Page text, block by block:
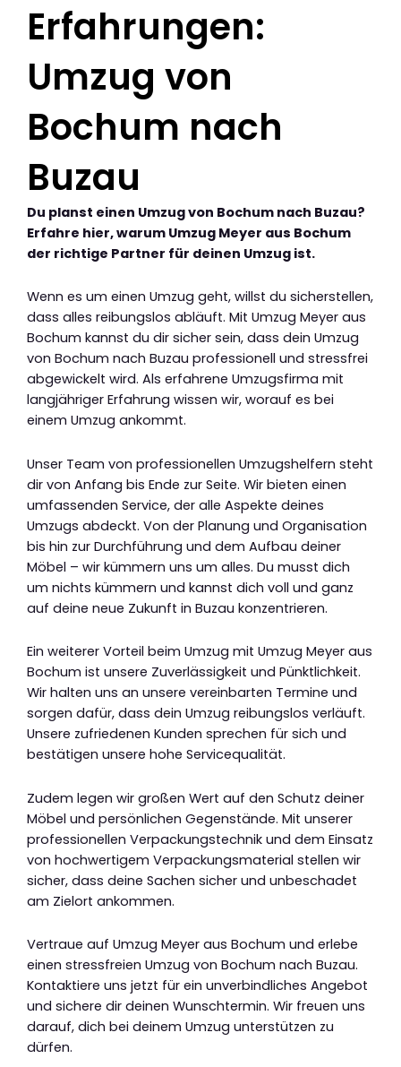
Erfahrungen:
Umzug von
Bochum nach
Buzau
Du planst einen Umzug von Bochum nach Buzau?
Erfahre hier, warum Umzug Meyer aus Bochum
der richtige Partner für deinen Umzug ist.
Wenn es um einen Umzug geht, willst du sicherstellen,
dass alles reibungslos abläuft. Mit Umzug Meyer aus
Bochum kannst du dir sicher sein, dass dein Umzug
von Bochum nach Buzau professionell und stressfrei
abgewickelt wird. Als erfahrene Umzugsfirma mit
langjähriger Erfahrung wissen wir, worauf es bei
einem Umzug ankommt.
Unser Team von professionellen Umzugshelfern steht
dir von Anfang bis Ende zur Seite. Wir bieten einen
umfassenden Service, der alle Aspekte deines
Umzugs abdeckt. Von der Planung und Organisation
bis hin zur Durchführung und dem Aufbau deiner
Möbel – wir kümmern uns um alles. Du musst dich
um nichts kümmern und kannst dich voll und ganz
auf deine neue Zukunft in Buzau konzentrieren.
Ein weiterer Vorteil beim Umzug mit Umzug Meyer aus
Bochum ist unsere Zuverlässigkeit und Pünktlichkeit.
Wir halten uns an unsere vereinbarten Termine und
sorgen dafür, dass dein Umzug reibungslos verläuft.
Unsere zufriedenen Kunden sprechen für sich und
bestätigen unsere hohe Servicequalität.
Zudem legen wir großen Wert auf den Schutz deiner
Möbel und persönlichen Gegenstände. Mit unserer
professionellen Verpackungstechnik und dem Einsatz
von hochwertigem Verpackungsmaterial stellen wir
sicher, dass deine Sachen sicher und unbeschadet
am Zielort ankommen.
Vertraue auf Umzug Meyer aus Bochum und erlebe
einen stressfreien Umzug von Bochum nach Buzau.
Kontaktiere uns jetzt für ein unverbindliches Angebot
und sichere dir deinen Wunschtermin. Wir freuen uns
darauf, dich bei deinem Umzug unterstützen zu
dürfen.